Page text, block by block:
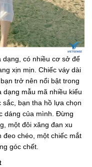
có nhiều cơ sở để
xịn mịn. Chiếc váy dài
trở nên nổi bật trong
mẫu mã nhiều kiểu
bạn tha hồ lựa chọn
dáng của mình. Đừng
một đôi xăng đan xu
đeo chéo, một chiếc mắt
góc chết.